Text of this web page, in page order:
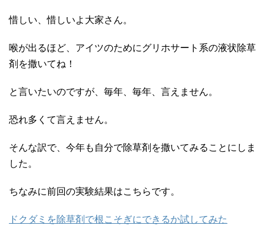
惜しい、惜しいよ大家さん。
喉が出るほど、アイツのためにグリホサート系の液状除草
剤を撒いてね！
と言いたいのですが、毎年、毎年、言えません。
恐れ多くて言えません。
そんな訳で、今年も自分で除草剤を撒いてみることにしま
した。
ちなみに前回の実験結果はこちらです。
ドクダミを除草剤で根こそぎにできるか試してみた